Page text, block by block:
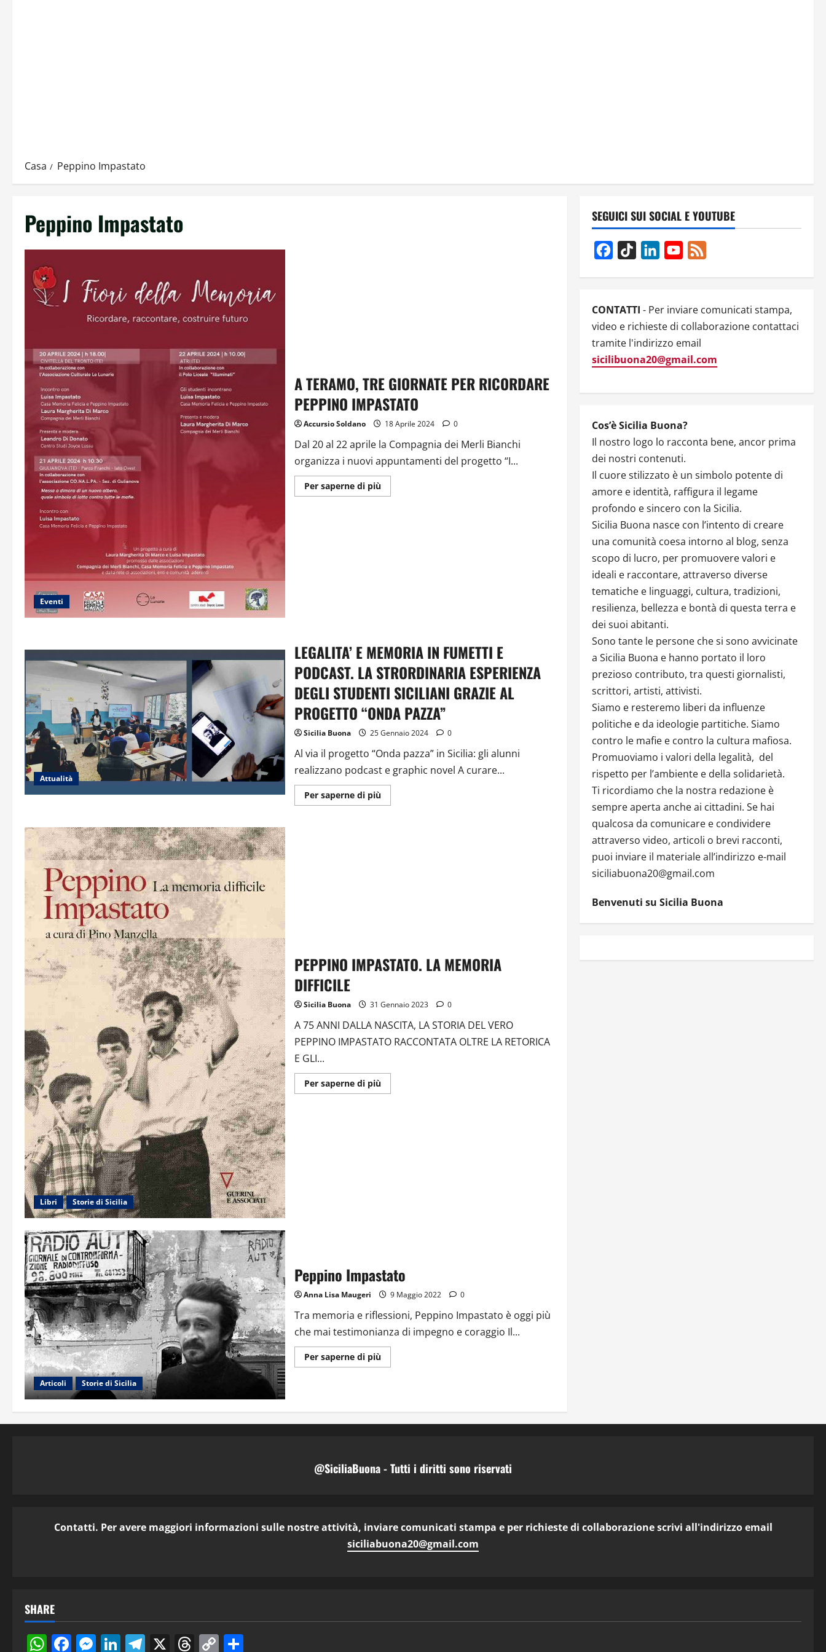
Casa Peppino Impastato
Peppino Impastato
Eventi
A TERAMO, TRE GIORNATE PER RICORDARE
PEPPINO IMPASTATO
Accursio Soldano 18 Aprile 2024 0
Dal 20 al 22 aprile la Compagnia dei Merli Bianchi
organizza i nuovi appuntamenti del progetto “I...
Per saperne di piùUlteriori
informazioni
Attualità
LEGALITA’ E MEMORIA IN FUMETTI E
PODCAST. LA STRORDINARIA ESPERIENZA
DEGLI STUDENTI SICILIANI GRAZIE AL
PROGETTO “ONDA PAZZA”
Sicilia Buona 25 Gennaio 2024 0
Al via il progetto “Onda pazza” in Sicilia: gli alunni
realizzano podcast e graphic novel A curare...
Per saperne di piùUlteriori
informazioni
“ONDA
PAZZA”
Libri Storie di Sicilia
PEPPINO IMPASTATO. LA MEMORIA
DIFFICILE
Sicilia Buona 31 Gennaio 2023 0
A 75 ANNI DALLA NASCITA, LA STORIA DEL VERO
PEPPINO IMPASTATO RACCONTATA OLTRE LA RETORICA
E GLI...
Per saperne di piùUlteriori
informazioni
Articoli Storie di Sicilia
Peppino Impastato
Anna Lisa Maugeri 9 Maggio 2022 0
Tra memoria e riflessioni, Peppino Impastato è oggi più
che mai testimonianza di impegno e coraggio Il...
Per saperne di piùUlteriori
informazioni
SEGUICI SUI SOCIAL E YOUTUBE
Facebook
TikTok LinkedInYouTube
CONTATTI - Per inviare comunicati stampa,
video e richieste di collaborazione contattaci
tramite l'indirizzo email
sicilibuona20@gmail.com
Cos’è Sicilia Buona?
Il nostro logo lo racconta bene, ancor prima
dei nostri contenuti.
Il cuore stilizzato è un simbolo potente di
amore e identità, raffigura il legame
profondo e sincero con la Sicilia.
Sicilia Buona nasce con l’intento di creare
una comunità coesa intorno al blog, senza
scopo di lucro, per promuovere valori e
ideali e raccontare, attraverso diverse
tematiche e linguaggi, cultura, tradizioni,
resilienza, bellezza e bontà di questa terra e
dei suoi abitanti.
Sono tante le persone che si sono avvicinate
a Sicilia Buona e hanno portato il loro
prezioso contributo, tra questi giornalisti,
scrittori, artisti, attivisti.
Siamo e resteremo liberi da influenze
politiche e da ideologie partitiche. Siamo
contro le mafie e contro la cultura mafiosa.
Promuoviamo i valori della legalità, del
rispetto per l’ambiente e della solidarietà.
Ti ricordiamo che la nostra redazione è
sempre aperta anche ai cittadini. Se hai
qualcosa da comunicare e condividere
attraverso video, articoli o brevi racconti,
puoi inviare il materiale all’indirizzo e-mail
siciliabuona20@gmail.com
Benvenuti su Sicilia Buona
@SiciliaBuona - Tutti i diritti sono riservati
Contatti. Per avere maggiori informazioni sulle nostre attività, inviare comunicati stampa e per richieste di collaborazione scrivi all'indirizzo email
siciliabuona20@gmail.com
SHARE
WhatsApp
Facebook
Messenger
LinkedIn
Telegram
X Threads
Copy